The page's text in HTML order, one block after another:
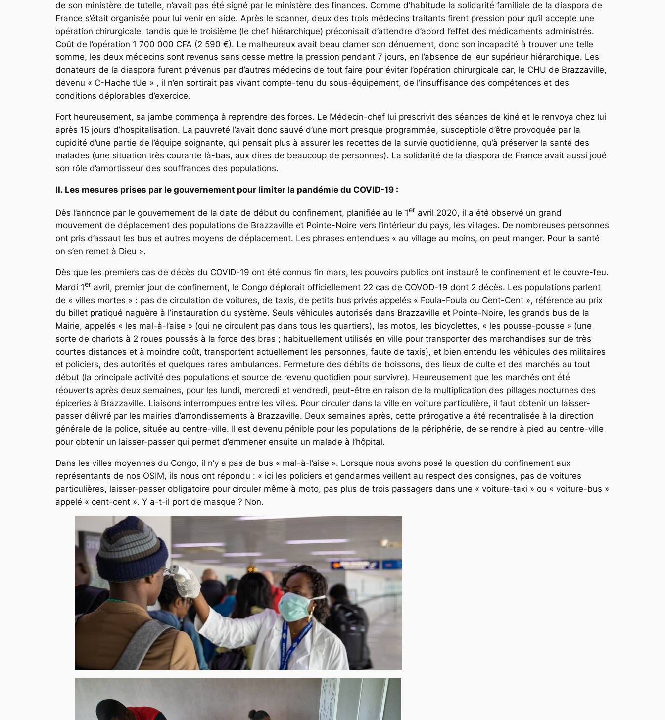
de son ministère de tutelle, n’avait pas été signé par le ministère des finances. Comme d’habitude la solidarité familiale de la diaspora de
France s’était organisée pour lui venir en aide. Après le scanner, deux des trois médecins traitants firent pression pour qu’il accepte une
opération chirurgicale, tandis que le troisième (le chef hiérarchique) préconisait d’attendre d’abord l’effet des médicaments administrés.
Coût de l’opération 1 700 000 CFA (2 590 €). Le malheureux avait beau clamer son dénuement, donc son incapacité à trouver une telle
somme, les deux médecins sont revenus sans cesse mettre la pression pendant 7 jours, en l’absence de leur supérieur hiérarchique. Les
donateurs de la diaspora furent prévenus par d’autres médecins de tout faire pour éviter l’opération chirurgicale car, le CHU de Brazzaville,
devenu « C-Hache tUe » , il n’en sortirait pas vivant compte-tenu du sous-équipement, de l’insuffisance des compétences et des
conditions déplorables d’exercice.
Fort heureusement, sa jambe commença à reprendre des forces. Le Médecin-chef lui prescrivit des séances de kiné et le renvoya chez lui
après 15 jours d’hospitalisation. La pauvreté l’avait donc sauvé d’une mort presque programmée, susceptible d’être provoquée par la
cupidité d’une partie de l’équipe soignante, qui pensait plus à assurer les recettes de la survie quotidienne, qu’à préserver la santé des
malades (une situation très courante là-bas, aux dires de beaucoup de personnes). La solidarité de la diaspora de France avait aussi joué
son rôle d’amortisseur des souffrances des populations.
II. Les mesures prises par le gouvernement pour limiter la pandémie du COVID-19 :
Dès l’annonce par le gouvernement de la date de début du confinement, planifiée au le 1er avril 2020, il a été observé un grand
mouvement de déplacement des populations de Brazzaville et Pointe-Noire vers l’intérieur du pays, les villages. De nombreuses personnes
ont pris d’assaut les bus et autres moyens de déplacement. Les phrases entendues « au village au moins, on peut manger. Pour la santé
on s’en remet à Dieu ».
Dès que les premiers cas de décès du COVID-19 ont été connus fin mars, les pouvoirs publics ont instauré le confinement et le couvre-feu.
Mardi 1er avril, premier jour de confinement, le Congo déplorait officiellement 22 cas de COVOD-19 dont 2 décès. Les populations parlent
de « villes mortes » : pas de circulation de voitures, de taxis, de petits bus privés appelés « Foula-Foula ou Cent-Cent », référence au prix
du billet pratiqué naguère à l’instauration du système. Seuls véhicules autorisés dans Brazzaville et Pointe-Noire, les grands bus de la
Mairie, appelés « les mal-à-l’aise » (qui ne circulent pas dans tous les quartiers), les motos, les bicyclettes, « les pousse-pousse » (une
sorte de chariots à 2 roues poussés à la force des bras ; habituellement utilisés en ville pour transporter des marchandises sur de très
courtes distances et à moindre coût, transportent actuellement les personnes, faute de taxis), et bien entendu les véhicules des militaires
et policiers, des autorités et quelques rares ambulances. Fermeture des débits de boissons, des lieux de culte et des marchés au tout
début (la principale activité des populations et source de revenu quotidien pour survivre). Heureusement que les marchés ont été
réouverts après deux semaines, pour les lundi, mercredi et vendredi, peut-être en raison de la multiplication des pillages nocturnes des
épiceries à Brazzaville. Liaisons interrompues entre les villes. Pour circuler dans la ville en voiture particulière, il faut obtenir un laisser-
passer délivré par les mairies d’arrondissements à Brazzaville. Deux semaines après, cette prérogative a été recentralisée à la direction
générale de la police, située au centre-ville. Il est devenu pénible pour les populations de la périphérie, de se rendre à pied au centre-ville
pour obtenir un laisser-passer qui permet d’emmener ensuite un malade à l’hôpital.
Dans les villes moyennes du Congo, il n’y a pas de bus « mal-à-l’aise ». Lorsque nous avons posé la question du confinement aux
représentants de nos OSIM, ils nous ont répondu : « ici les policiers et gendarmes veillent au respect des consignes, pas de voitures
particulières, laisser-passer obligatoire pour circuler même à moto, pas plus de trois passagers dans une « voiture-taxi » ou « voiture-bus »
appelé « cent-cent ». Y a-t-il port de masque ? Non.